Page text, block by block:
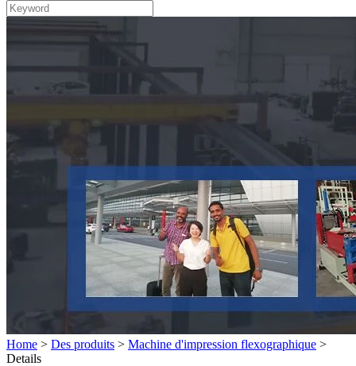
Home > Des produits > Machine d'impression flexographique >
Details